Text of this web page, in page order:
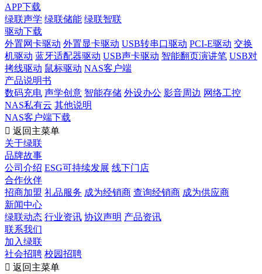
APP下载
绿联声学 绿联储能 绿联智联
驱动下载
外置网卡驱动 外置显卡驱动 USB转串口驱动 PCI-E驱动 交换
机驱动 蓝牙适配器驱动 USB声卡驱动 智能翻页演讲笔 USB对
拷线驱动 鼠标驱动 NAS客户端
产品说明书
数码充电 声学创意 智能存储 外设办公 影音周边 网络工控
NAS私有云 其他说明
NAS客户端下载
 返回主菜单
关于绿联
品牌故事
公司介绍 ESG可持续发展 线下门店
合作伙伴
招商加盟 礼品服务 成为经销商 查询经销商 成为供应商
新闻中心
绿联动态 行业资讯 协议声明 产品资讯
联系我们
加入绿联
社会招聘 校园招聘
 返回主菜单